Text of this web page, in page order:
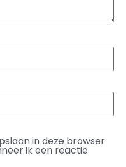
in deze browser
ik een reactie